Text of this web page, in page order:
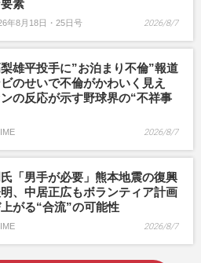
素
年8月18日・25日号 2026/8/7
雄平投手に”お泊まり不倫”報道
のせいで不倫がかわいく見え
の反応が示す野球界の“不祥事
2026/8/7
「男手が必要」熊本地震の復興
、中居正広もボランティア計画
がる“合流”の可能性
2026/8/7